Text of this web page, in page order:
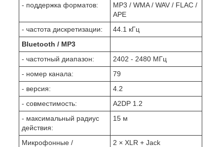
- поддержка форматов:
MP3 / WMA / WAV / FLAC /
APE
- частота дискретизации:
44.1 кГц
Bluetooth / MP3
- частотный диапазон:
2402 - 2480 МГц
- номер канала:
79
- версия:
4.2
- совместимость:
A2DP 1.2
- максимальный радиус
действия:
15 м
Микрофонные /
2 × XLR + Jack